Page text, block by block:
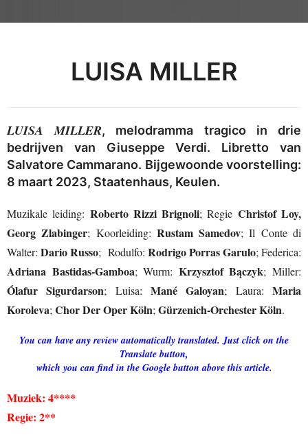
LUISA MILLER
LUISA MILLER, melodramma tragico in drie
bedrijven van Giuseppe Verdi. Libretto van
Salvatore Cammarano. Bijgewoonde voorstelling:
8 maart 2023, Staatenhaus, Keulen.
Muzikale leiding: Roberto Rizzi Brignoli; Regie Christof Loy,
Georg Zlabinger; Koorleiding: Rustam Samedov; Il Conte di
Walter:Dario Russo; Rodulfo: Rodrigo Porras Garulo; Federica:
Adriana Bastidas-Gamboa; Wurm: Krzysztof Bączyk; Miller:
Ólafur Sigurdarson; Luisa:Mané Galoyan; Laura:Maria
Koroleva; Chor Der Oper Köln; Gürzenich-Orchester Köln.
You can have any review automatically translated. Just click on the
Translate button,
which you can find in the Google button above this article.
Muziek: 4****
Regie: 2**